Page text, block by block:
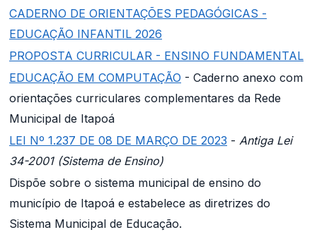
CADERNO DE ORIENTAÇÕES PEDAGÓGICAS -
EDUCAÇÃO INFANTIL 2026
PROPOSTA CURRICULAR - ENSINO FUNDAMENTAL
EDUCAÇÃO EM COMPUTAÇÃO - Caderno anexo com
orientações curriculares complementares da Rede
Municipal de Itapoá
LEI Nº 1.237 DE 08 DE MARÇO DE 2023 - Antiga Lei
34-2001 (Sistema de Ensino)
Dispõe sobre o sistema municipal de ensino do
município de Itapoá e estabelece as diretrizes do
Sistema Municipal de Educação.